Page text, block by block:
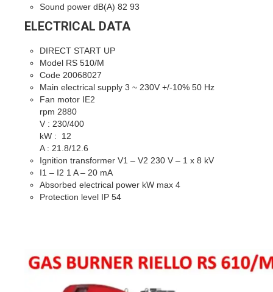
Sound power dB(A) 82 93
ELECTRICAL DATA
DIRECT START UP
Model RS 510/M
Code 20068027
Main electrical supply 3 ~ 230V +/-10% 50 Hz
Fan motor IE2
rpm 2880
V : 230/400
kW : 12
A : 21.8/12.6
Ignition transformer V1 – V2 230 V – 1 x 8 kV
I1 – I2 1 A – 20 mA
Absorbed electrical power kW max 4
Protection level IP 54